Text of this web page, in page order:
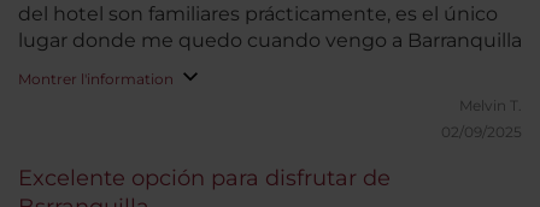
del hotel son familiares prácticamente, es el único
lugar donde me quedo cuando vengo a Barranquilla
Montrer l'information
Melvin T.
02/09/2025
Excelente opción para disfrutar de